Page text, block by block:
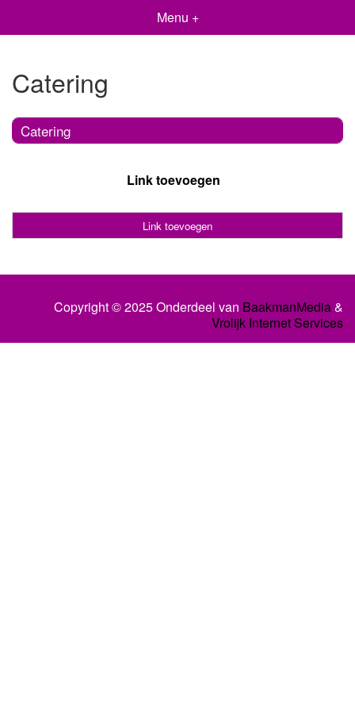
Menu +
Catering
Catering
Link toevoegen
Link toevoegen
Copyright © 2025 Onderdeel van BaakmanMedia&
Vrolijk Internet Services